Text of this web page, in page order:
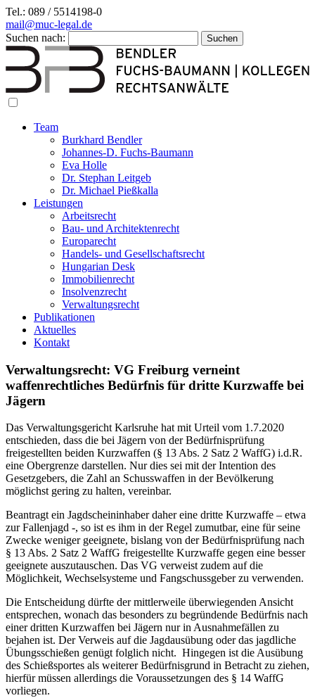
Tel.: 089 / 5514198-0
mail@muc-legal.de
Suchen nach:
Team
Burkhard Bendler
Johannes-D. Fuchs-Baumann
Eva Holle
Dr. Stephan Leitgeb
Dr. Michael Pießkalla
Leistungen
Arbeitsrecht
Bau- und Architektenrecht
Europarecht
Handels- und Gesellschaftsrecht
Hungarian Desk
Immobilienrecht
Insolvenzrecht
Verwaltungsrecht
Publikationen
Aktuelles
Kontakt
Verwaltungsrecht: VG Freiburg verneint
waffenrechtliches Bedürfnis für dritte Kurzwaffe bei
Jägern
Das Verwaltungsgericht Karlsruhe hat mit Urteil vom 1.7.2020
entschieden, dass die bei Jägern von der Bedürfnisprüfung
freigestellten beiden Kurzwaffen (§ 13 Abs. 2 Satz 2 WaffG) i.d.R.
eine Obergrenze darstellen. Nur dies sei mit der Intention des
Gesetzgebers, die Zahl an Schusswaffen in der Bevölkerung
möglichst gering zu halten, vereinbar.
Beantragt ein Jagdscheininhaber daher eine dritte Kurzwaffe – etwa
zur Fallenjagd -, so ist es ihm in der Regel zumutbar, eine für seine
Zwecke weniger geeignete, bislang von der Bedürfnisprüfung nach
§ 13 Abs. 2 Satz 2 WaffG freigestellte Kurzwaffe gegen eine besser
geeignete auszutauschen. Das VG verweist zudem auf die
Möglichkeit, Wechselsysteme und Fangschussgeber zu verwenden.
Die Entscheidung dürfte der mittlerweile überwiegenden Ansicht
entsprechen, wonach das besonders zu begründende Bedürfnis nach
einer dritten Kurzwaffen bei Jägern nur in Ausnahmefällen zu
bejahen ist. Der Verweis auf die Jagdausübung oder das jagdliche
Übungsschießen genügt folglich nicht. Hingegen ist die Ausübung
des Schießsportes als weiterer Bedürfnisgrund in Betracht zu ziehen,
hierfür müssen allerdings die Voraussetzungen des § 14 WaffG
vorliegen.